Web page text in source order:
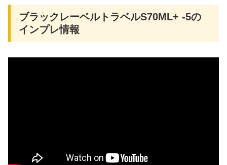
ブラックレーベルトラベルS70ML+ -5の
インプレ情報